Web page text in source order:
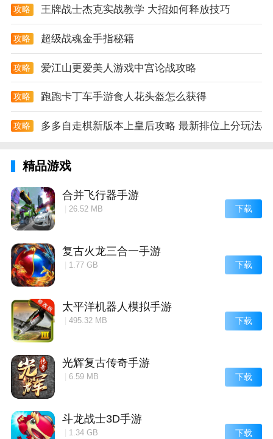
【多玩法变身机甲碾压丧尸】战车守护BOSS战不重样
玩法超刺激;
火力前线编辑心得
【天梯竞技争霸赢海量奖励】竞技模式多人匹配同台竞
技力争天梯排位;
排位赛模式和乱斗模式活动道具掉落优化
战多样化的经典地图等着你探索
专属枪械改造多属性叠加创新四大类枪械单体攻击AOE
群攻多选择
【小包体无需联网立即PK】小包体流畅不卡顿无需联
网即可开启PK!
攻略 王牌战士杰克实战教学 大招如何释放技巧
攻略 超级战魂金手指秘籍
攻略 爱江山更爱美人游戏中宫论战攻略
攻略 跑跑卡丁车手游食人花头盔怎么获得
攻略 多多自走棋新版本上皇后攻略 最新排位上分玩法
精品游戏
合并飞行器手游
26.52 MB 下载
复古火龙三合一手游
1.77 GB 下载
太平洋机器人模拟手游
495.32 MB 下载
光辉复古传奇手游
6.59 MB 下载
斗龙战士3D手游
1.34 GB 下载